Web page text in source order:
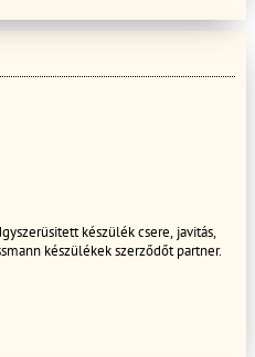
készülék csere, javitás,
készülékek szerződőt partner.